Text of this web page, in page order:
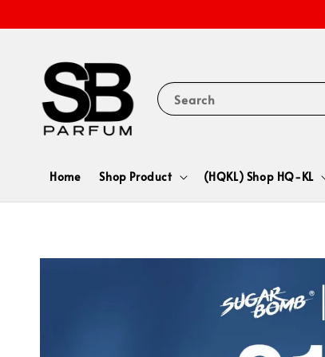
Search
Home Shop Product (HQKL) Shop HQ-KL